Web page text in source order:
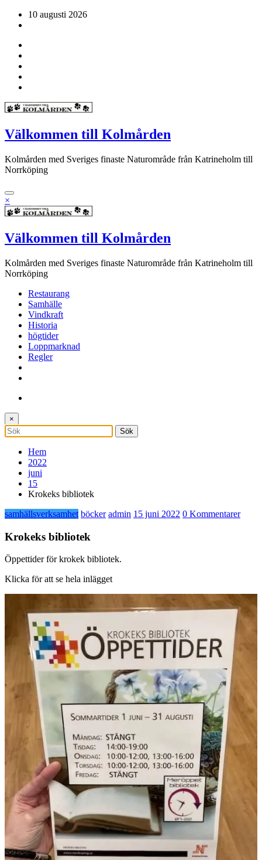
Hoppa10 augusti 2026
Välkommen till Kolmården
Kolmården med Sveriges finaste Naturområde från Katrineholm till
Norrköping
×
Välkommen till Kolmården
Kolmården med Sveriges finaste Naturområde från Katrineholm till
Norrköping
Restaurang
Samhälle
Vindkraft
Historia
högtider
Loppmarknad
Regler
×
Hem
2022
juni
15
Krokeks bibliotek
samhällsverksamhet böcker admin 15 juni 2022 0 Kommentarer
Krokeks bibliotek
Öppettider för krokek bibliotek.
Klicka för att se hela inlägget